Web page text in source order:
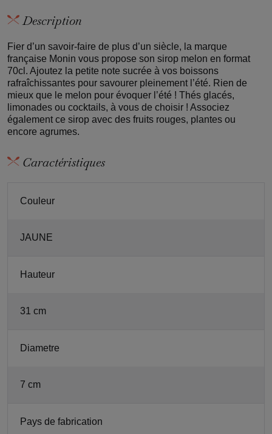
Description
Fier d’un savoir-faire de plus d’un siècle, la marque
française Monin vous propose son sirop melon en format
70cl. Ajoutez la petite note sucrée à vos boissons
rafraîchissantes pour savourer pleinement l’été. Rien de
mieux que le melon pour évoquer l’été ! Thés glacés,
limonades ou cocktails, à vous de choisir ! Associez
également ce sirop avec des fruits rouges, plantes ou
encore agrumes.
Caractéristiques
Couleur
JAUNE
Hauteur
31 cm
Diametre
7 cm
Pays de fabrication